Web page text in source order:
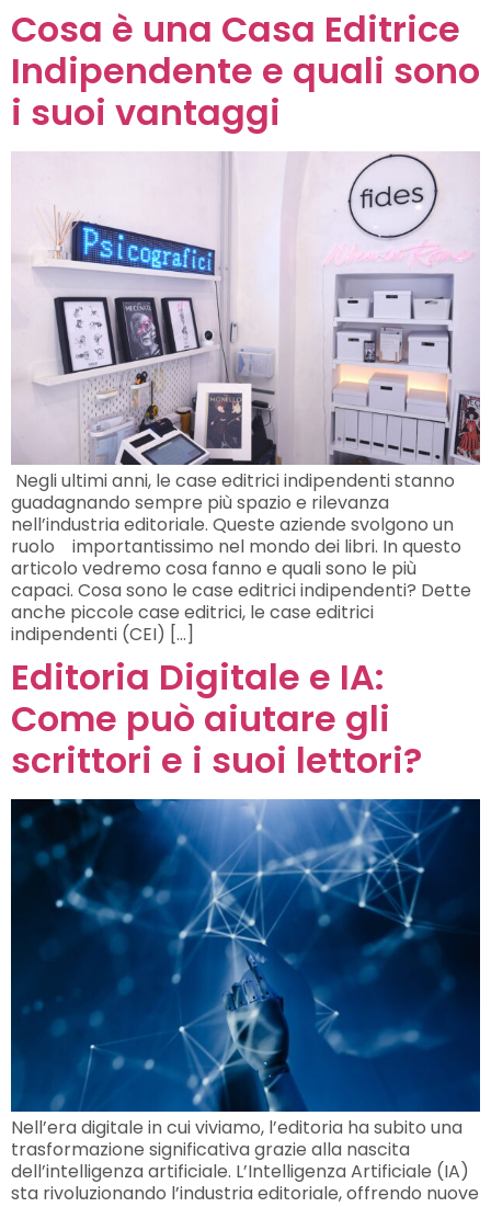
Cosa è una Casa Editrice
Indipendente e quali sono
i suoi vantaggi
Negli ultimi anni, le case editrici indipendenti stanno
guadagnando sempre più spazio e rilevanza
nell’industria editoriale. Queste aziende svolgono un
ruolo importantissimo nel mondo dei libri. In questo
articolo vedremo cosa fanno e quali sono le più
capaci. Cosa sono le case editrici indipendenti? Dette
anche piccole case editrici, le case editrici
indipendenti (CEI) […]
Editoria Digitale e IA:
Come può aiutare gli
scrittori e i suoi lettori?
Nell’era digitale in cui viviamo, l’editoria ha subito una
trasformazione significativa grazie alla nascita
dell’intelligenza artificiale. L’Intelligenza Artificiale (IA)
sta rivoluzionando l’industria editoriale, offrendo nuove